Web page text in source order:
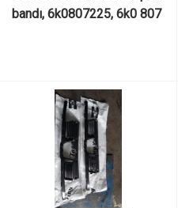
bandı, 6k0807225, 6k0 807